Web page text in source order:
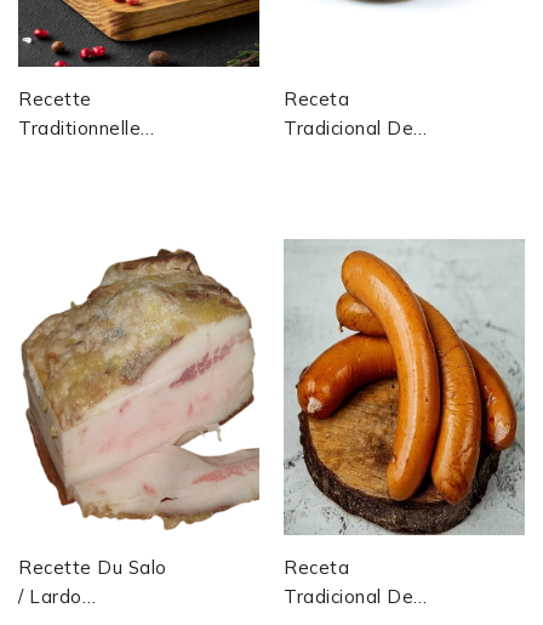
Recette
Traditionnelle
Receta
Tradicional De
Preparación
Casera,...
Recette Du Salo
/ Lardo
Receta
Tradicional De